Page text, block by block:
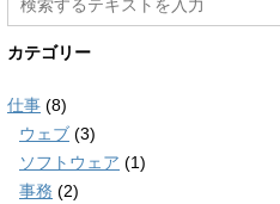
カテゴリー
仕事 (8)
ウェブ (3)
ソフトウェア (1)
事務 (2)